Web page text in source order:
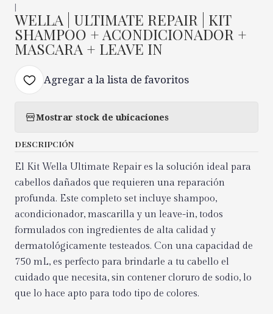
WELLA | ULTIMATE REPAIR | KIT
SHAMPOO + ACONDICIONADOR +
MASCARA + LEAVE IN
Agregar a la lista de favoritos
Mostrar stock de ubicaciones
DESCRIPCIÓN
El Kit Wella Ultimate Repair es la solución ideal para
cabellos dañados que requieren una reparación
profunda. Este completo set incluye shampoo,
acondicionador, mascarilla y un leave-in, todos
formulados con ingredientes de alta calidad y
dermatológicamente testeados. Con una capacidad de
750 mL, es perfecto para brindarle a tu cabello el
cuidado que necesita, sin contener cloruro de sodio, lo
que lo hace apto para todo tipo de colores.